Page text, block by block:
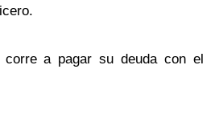
a pagar su deuda con el